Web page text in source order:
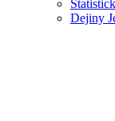
Dejiny